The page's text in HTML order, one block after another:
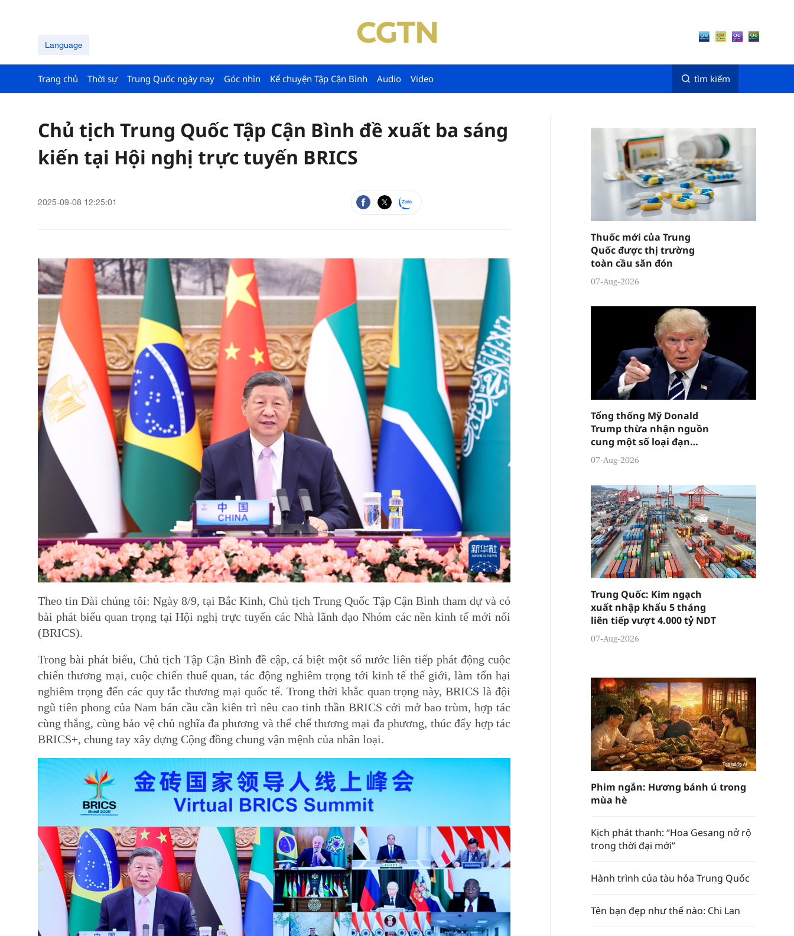
Language
Trang chủ Thời sự Trung Quốc ngày nay Góc nhìn Kể chuyện Tập Cận Bình Audio Video tìm kiếm
Chủ tịch Trung Quốc Tập Cận Bình đề xuất ba sáng
kiến tại Hội nghị trực tuyến BRICS
2025-09-08 12:25:01
Theo tin Đài chúng tôi: Ngày 8/9, tại Bắc Kinh, Chủ tịch Trung Quốc Tập Cận Bình tham dự và có
bài phát biểu quan trọng tại Hội nghị trực tuyến các Nhà lãnh đạo Nhóm các nền kinh tế mới nổi
(BRICS).
Trong bài phát biểu, Chủ tịch Tập Cận Bình đề cập, cá biệt một số nước liên tiếp phát động cuộc
chiến thương mại, cuộc chiến thuế quan, tác động nghiêm trọng tới kinh tế thế giới, làm tổn hại
nghiêm trọng đến các quy tắc thương mại quốc tế. Trong thời khắc quan trọng này, BRICS là đội
ngũ tiên phong của Nam bán cầu cần kiên trì nêu cao tinh thần BRICS cởi mở bao trùm, hợp tác
cùng thắng, cùng bảo vệ chủ nghĩa đa phương và thể chế thương mại đa phương, thúc đẩy hợp tác
BRICS+, chung tay xây dựng Cộng đồng chung vận mệnh của nhân loại.
Thuốc mới của Trung
Quốc được thị trường
toàn cầu săn đón
07-Aug-2026
Tổng thống Mỹ Donald
Trump thừa nhận nguồn
cung một số loại đạn
dược đang "tương đối
căng thẳng"
07-Aug-2026
Trung Quốc: Kim ngạch
xuất nhập khẩu 5 tháng
liên tiếp vượt 4.000 tỷ NDT
07-Aug-2026
Phim ngắn: Hương bánh ú trong
mùa hè
Kịch phát thanh: “Hoa Gesang nở rộ
trong thời đại mới”
Hành trình của tàu hỏa Trung Quốc
Tên bạn đẹp như thế nào: Chi Lan